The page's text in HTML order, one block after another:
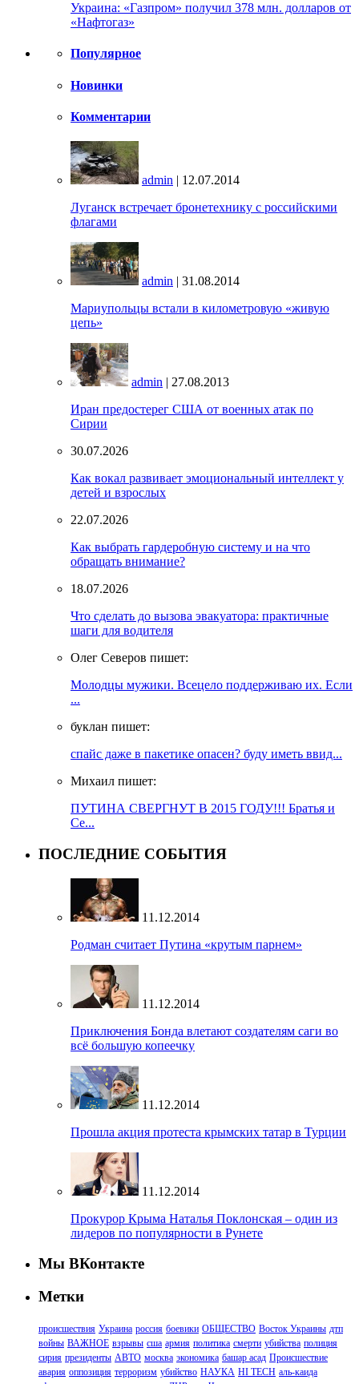
Украина: «Газпром» получил 378 млн. долларов от
«Нафтогаз»
Популярное
Новинки
Комментарии
admin | 12.07.2014
Луганск встречает бронетехнику с российскими
флагами
admin | 31.08.2014
Мариупольцы встали в километровую «живую
цепь»
admin | 27.08.2013
Иран предостерег США от военных атак по
Сирии
30.07.2026
Как вокал развивает эмоциональный интеллект у
детей и взрослых
22.07.2026
Как выбрать гардеробную систему и на что
обращать внимание?
18.07.2026
Что сделать до вызова эвакуатора: практичные
шаги для водителя
Олег Северов пишет:
Молодцы мужики. Всецело поддерживаю их. Если
...
буклан пишет:
спайс даже в пакетике опасен? буду иметь ввид...
Михаил пишет:
ПУТИНА СВЕРГНУТ В 2015 ГОДУ!!! Братья и
Се...
ПОСЛЕДНИЕ СОБЫТИЯ
11.12.2014
Родман считает Путина «крутым парнем»
11.12.2014
Приключения Бонда влетают создателям саги во
всё большую копеечку
11.12.2014
Прошла акция протеста крымских татар в Турции
11.12.2014
Прокурор Крыма Наталья Поклонская – один из
лидеров по популярности в Рунете
Мы ВКонтакте
Метки
происшествия Украина россия боевики ОБЩЕСТВО Восток Украины дтп
войны ВАЖНОЕ взрывы сша армия политика смерти убийства полиция
сирия президенты АВТО москва экономика башар асад Происшествие
авария оппозиция терроризм убийство НАУКА HI TECH аль-каида